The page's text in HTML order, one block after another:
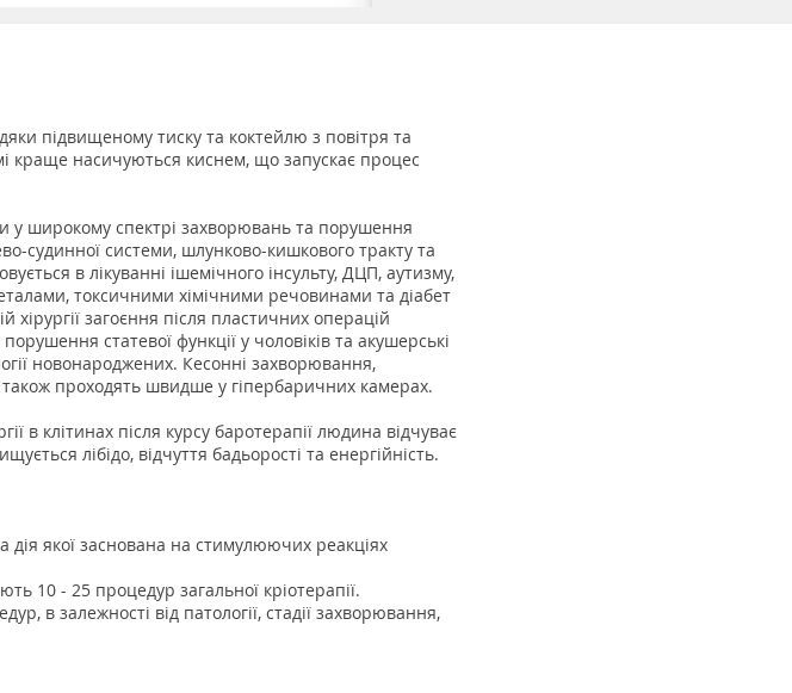
підвищеному тиску та коктейлю з повітря та
краще насичуються киснем, що запускає процес
у широкому спектрі захворювань та порушення
судинної системи, шлунково-кишкового тракту та
в лікуванні ішемічного інсульту, ДЦП, аутизму,
токсичними хімічними речовинами та діабет
хірургії загоєння після пластичних операцій
статевої функції у чоловіків та акушерські
новонароджених. Кесонні захворювання,
проходять швидше у гіпербаричних камерах.
в клітинах після курсу баротерапії людина відчуває
лібідо, відчуття бадьорості та енергійність.
дія якої заснована на стимулюючих реакціях
10 - 25 процедур загальної кріотерапії.
в залежності від патології, стадії захворювання,